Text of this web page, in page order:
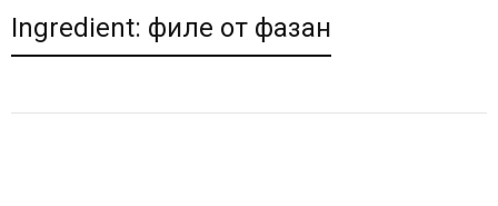
Ingredient: филе от фазан